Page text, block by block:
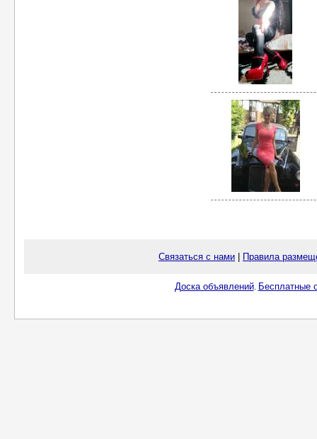
Связаться с нами Правила
Доска объявлений. Бесплатные